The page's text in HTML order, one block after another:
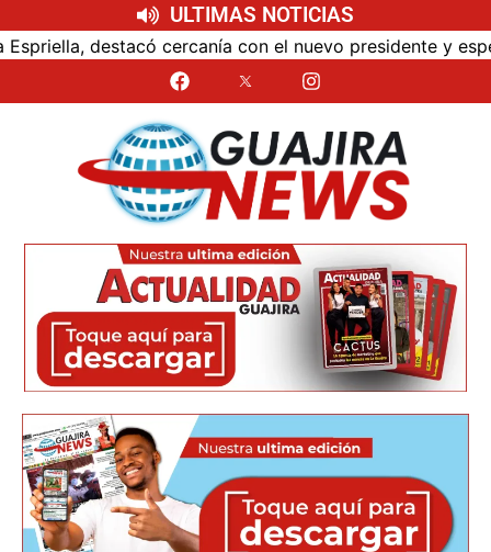
ULTIMAS NOTICIAS
con el nuevo presidente y espera resultados para La